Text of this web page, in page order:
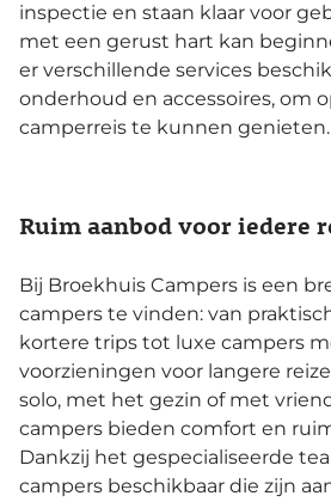
inspectie en staan klaar voor
met een gerust hart kan
er verschillende services
onderhoud en accessoires, om
camperreis te kunnen genieten.
Ruim aanbod voor iedere
Bij Broekhuis Campers is een
campers te vinden: van
kortere trips tot luxe campers
voorzieningen voor langere
solo, met het gezin of met
campers bieden comfort en
Dankzij het gespecialiseerde
campers beschikbaar die zijn